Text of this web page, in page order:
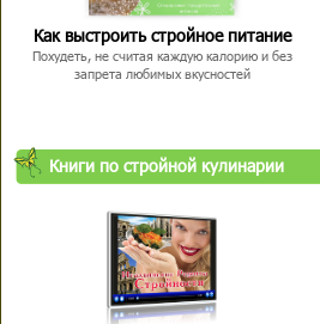
Как выстроить стройное питание
Похудеть, не считая каждую калорию и без
запрета любимых вкусностей
Книги по стройной кулинарии